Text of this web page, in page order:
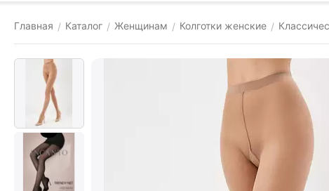
Главная / Каталог / Женщинам / Колготки женские /